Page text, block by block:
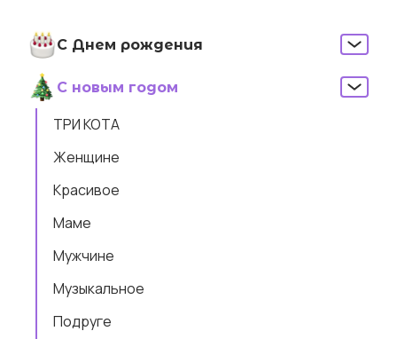
С Днем рождения
С новым годом
ТРИ КОТА
Женщине
Красивое
Маме
Мужчине
Музыкальное
Подруге